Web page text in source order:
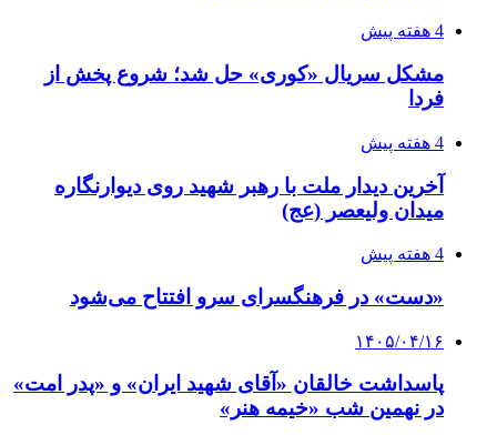
4 هفته پیش
مشکل سریال «کوری» حل شد؛ شروع پخش از
فردا
4 هفته پیش
آخرین دیدار ملت با رهبر شهید روی دیوارنگاره
میدان ولیعصر (عج)
4 هفته پیش
«دست» در فرهنگسرای سرو افتتاح می‌شود
۱۴۰۵/۰۴/۱۶
پاسداشت خالقان «آقای شهید ایران» و «پدر امت»
در نهمین شب «خیمه هنر»